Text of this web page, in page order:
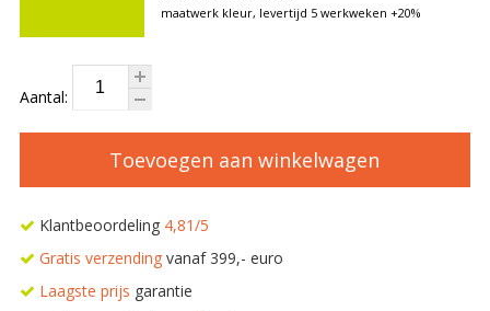
maatwerk kleur, levertijd 5 werkweken +20%
Aantal:
Toevoegen aan winkelwagen
Klantbeoordeling 4,81/5
Gratis verzendingvanaf 399,- euro
Laagste prijs garantie